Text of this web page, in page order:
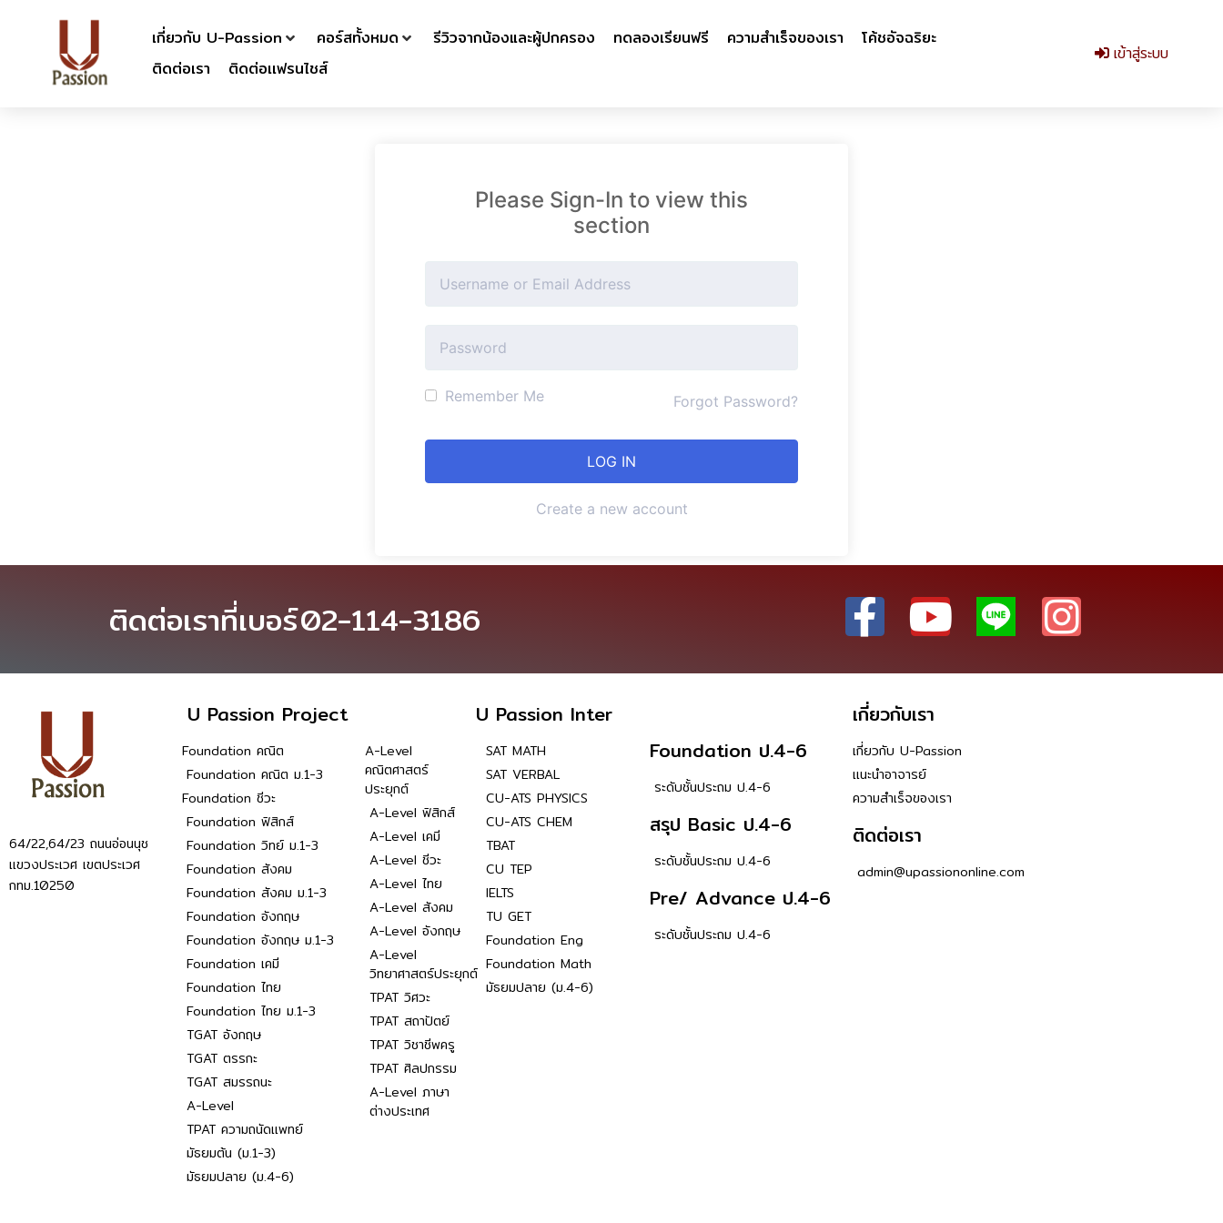
เกี่ยวกับ U-Passion คอร์สทั้งหมด รีวิวจากน้องและผู้ปกครอง ทดลองเรียนฟรี ความสำเร็จของเรา
โค้ชอัจฉริยะ
ติดต่อเรา
ติดต่อเเฟรนไชส์
เข้าสู่ระบบ
Please Sign-In to view this
section
Remember Me Forgot Password?
Create a new account
ติดต่อเราที่เบอร์02-114-3186
U Passion Project U Passion Inter เกี่ยวกับเรา
64/22,64/23 ถนนอ่อนนุช
แขวงประเวศ เขตประเวศ
กทม.10250
Foundation คณิต
Foundation คณิต ม.1-3
Foundation ชีวะ
Foundation ฟิสิกส์
Foundation วิทย์ ม.1-3
Foundation สังคม
Foundation สังคม ม.1-3
Foundation อังกฤษ
Foundation อังกฤษ ม.1-3
Foundation เคมี
Foundation ไทย
Foundation ไทย ม.1-3
TGAT อังกฤษ
TGAT ตรรกะ
TGAT สมรรถนะ
A-Level
TPAT ความถนัดแพทย์
มัธยมต้น (ม.1-3)
มัธยมปลาย (ม.4-6)
A-Level
คณิตศาสตร์
ประยุกต์
A-Level ฟิสิกส์
A-Level เคมี
A-Level ชีวะ
A-Level ไทย
A-Level สังคม
A-Level อังกฤษ
A-Level
วิทยาศาสตร์ประยุกต์
TPAT วิศวะ
TPAT สถาปัตย์
TPAT วิชาชีพครู
TPAT ศิลปกรรม
A-Level ภาษา
ต่างประเทศ
SAT MATH
SAT VERBAL
CU-ATS PHYSICS
CU-ATS CHEM
TBAT
CU TEP
IELTS
TU GET
Foundation Eng
Foundation Math
มัธยมปลาย (ม.4-6)
Foundation ป.4-6
ระดับชั้นประถม ป.4-6
สรุป Basic ป.4-6
ระดับชั้นประถม ป.4-6
Pre/ Advance ป.4-6
ระดับชั้นประถม ป.4-6
เกี่ยวกับ U-Passion
แนะนำอาจารย์
ความสำเร็จของเรา
ติดต่อเรา
admin@upassiononline.com